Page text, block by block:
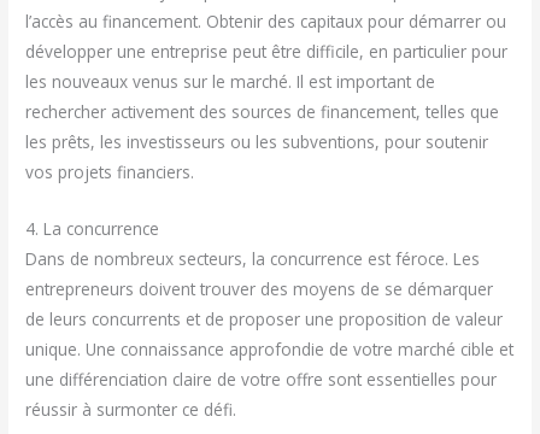
l’accès au financement. Obtenir des capitaux pour démarrer ou
développer une entreprise peut être difficile, en particulier pour
les nouveaux venus sur le marché. Il est important de
rechercher activement des sources de financement, telles que
les prêts, les investisseurs ou les subventions, pour soutenir
vos projets financiers.
4. La concurrence
Dans de nombreux secteurs, la concurrence est féroce. Les
entrepreneurs doivent trouver des moyens de se démarquer
de leurs concurrents et de proposer une proposition de valeur
unique. Une connaissance approfondie de votre marché cible et
une différenciation claire de votre offre sont essentielles pour
réussir à surmonter ce défi.